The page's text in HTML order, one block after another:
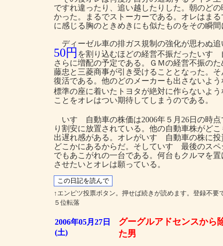
ですれ違ったり、追い越したりした。朝のど
かった。まるでストーカーである。オレはま
に感じる胸のときめきにも似たものをその瞬
ディーゼル車の排ガス規制の強化が思わぬ
50円 を割り込むほどの経営不振だったいす
さらに増配の予定である。ＧＭの経営不振の
藤忠と三菱商事が引き受けることとなった。
復活である。他のどのメーカーも出さないよ
標準の座に着いたトヨタが絶対に作らないよう
ことをオレはつい期待してしまうのである。
いすゞ自動車の株価は2006年５月26日の時点
り割安に放置されている。他の自動車株がど
出遅れ感がある。オレがいすゞ自動車の株に
どこかにあるからだ。そしていすゞ最後のス
でもあこがれの一台である。何台もクルマを
させたいとオレは願っている。
↑エンピツ投票ボタン。押せば続きが読めます。登録不要
５位転落
2006年05月27日
(土)
グーグルアドセンスから
た男